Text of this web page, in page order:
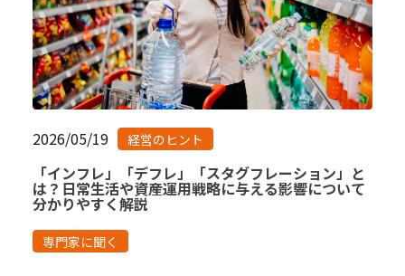
2026/05/19 経営のヒント
「インフレ」「デフレ」「スタグフレーション」と
は？日常生活や資産運用戦略に与える影響について
分かりやすく解説
専門家に聞く